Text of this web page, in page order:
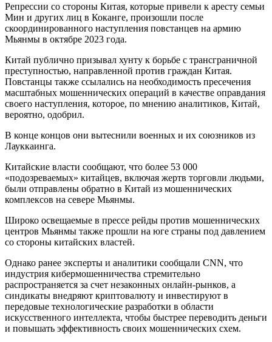
Репрессии со стороны Китая, которые привели к аресту семьи
Мин и других лиц в Коканге, произошли после
скоординированного наступления повстанцев на армию
Мьянмы в октябре 2023 года.
Китай публично призывал хунту к борьбе с трансграничной
преступностью, направленной против граждан Китая.
Повстанцы также ссылались на необходимость пресечения
масштабных мошеннических операций в качестве оправдания
своего наступления, которое, по мнению аналитиков, Китай,
вероятно, одобрил.
В конце концов они вытеснили военных и их союзников из
Лауккаинга.
Китайские власти сообщают, что более 53 000
«подозреваемых» китайцев, включая жертв торговли людьми,
были отправлены обратно в Китай из мошеннических
комплексов на севере Мьянмы.
Широко освещаемые в прессе рейды против мошеннических
центров Мьянмы также прошли на юге страны под давлением
со стороны китайских властей.
Однако ранее эксперты и аналитики сообщали CNN, что
индустрия кибермошенничества стремительно
распространяется за счет незаконных онлайн-рынков, а
синдикаты внедряют криптовалюту и инвестируют в
передовые технологические разработки в области
искусственного интеллекта, чтобы быстрее переводить деньги
и повышать эффективность своих мошеннических схем.